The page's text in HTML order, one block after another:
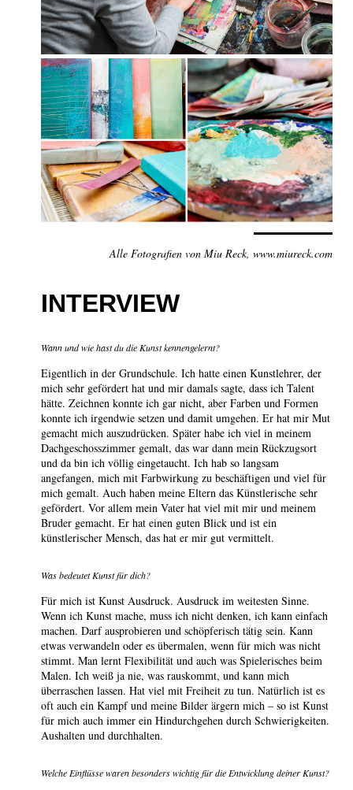
Alle Fotografien von Miu Reck, www.miureck.com
INTERVIEW
Wann und wie hast du die Kunst kennengelernt?
Eigentlich in der Grundschule. Ich hatte einen Kunstlehrer, der
mich sehr gefördert hat und mir damals sagte, dass ich Talent
hätte. Zeichnen konnte ich gar nicht, aber Farben und Formen
konnte ich irgendwie setzen und damit umgehen. Er hat mir Mut
gemacht mich auszudrücken. Später habe ich viel in meinem
Dachgeschosszimmer gemalt, das war dann mein Rückzugsort
und da bin ich völlig eingetaucht. Ich hab so langsam
angefangen, mich mit Farbwirkung zu beschäftigen und viel für
mich gemalt. Auch haben meine Eltern das Künstlerische sehr
gefördert. Vor allem mein Vater hat viel mit mir und meinem
Bruder gemacht. Er hat einen guten Blick und ist ein
künstlerischer Mensch, das hat er mir gut vermittelt.
Was bedeutet Kunst für dich?
Für mich ist Kunst Ausdruck. Ausdruck im weitesten Sinne.
Wenn ich Kunst mache, muss ich nicht denken, ich kann einfach
machen. Darf ausprobieren und schöpferisch tätig sein. Kann
etwas verwandeln oder es übermalen, wenn für mich was nicht
stimmt. Man lernt Flexibilität und auch was Spielerisches beim
Malen. Ich weiß ja nie, was rauskommt, und kann mich
überraschen lassen. Hat viel mit Freiheit zu tun. Natürlich ist es
oft auch ein Kampf und meine Bilder ärgern mich – so ist Kunst
für mich auch immer ein Hindurchgehen durch Schwierigkeiten.
Aushalten und durchhalten.
Welche Einflüsse waren besonders wichtig für die Entwicklung deiner Kunst?